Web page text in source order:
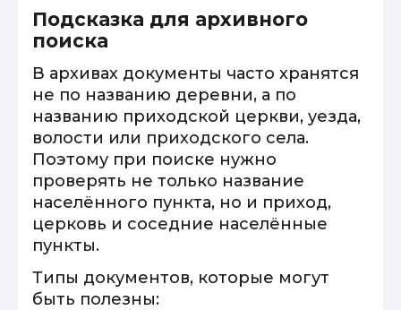
Подсказка для архивного
поиска
В архивах документы часто хранятся
не по названию деревни, а по
названию приходской церкви, уезда,
волости или приходского села.
Поэтому при поиске нужно
проверять не только название
населённого пункта, но и приход,
церковь и соседние населённые
пункты.
Типы документов, которые могут
быть полезны: